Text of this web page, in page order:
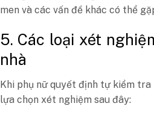
men và các vấn đề khác có thể
5. Các loại xét
nhà
Khi phụ nữ quyết định tự kiểm
lựa chọn xét nghiệm sau đây: